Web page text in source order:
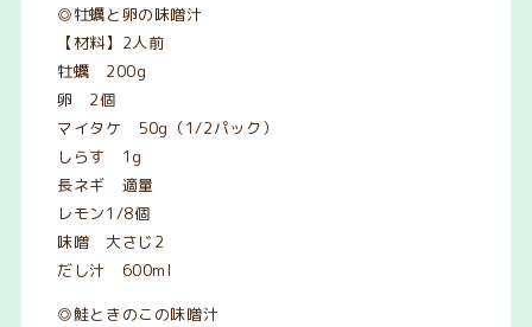
◎牡蠣と卵の味噌汁
【材料】2人前
牡蠣 200g
卵 2個
マイタケ 50g（1/2パック）
しらす 1g
長ネギ 適量
レモン1/8個
味噌 大さじ2
だし汁 600ml
◎鮭ときのこの味噌汁